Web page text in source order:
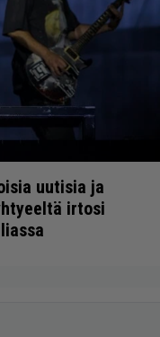
uutisia ja
irtosi